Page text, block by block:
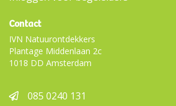
Contact
IVN Natuurontdekkers
Plantage Middenlaan 2c
1018 DD Amsterdam
085 0240 131